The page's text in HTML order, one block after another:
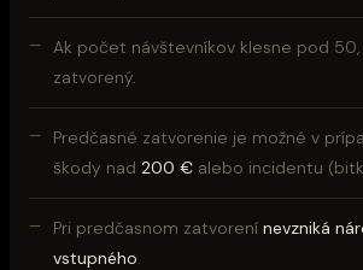
Ak počet návštevníkov klesne pod
zatvorený.
Predčasné zatvorenie je možné v
škody nad 200 € alebo incidentu
Pri predčasnom zatvorení nevzniká
vstupného.